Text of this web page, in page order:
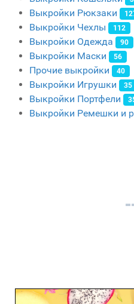
Выкройки Рюкзаки
Выкройки Чехлы 112
Выкройки Одежда 90
Выкройки Маски 56
Прочие выкройки 40
Выкройки Игрушки 35
Выкройки Портфели
Выкройки Ремешки и